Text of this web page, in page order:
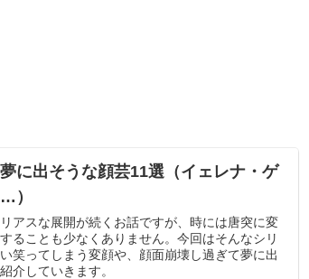
夢に出そうな顔芸11選（イェレナ・ゲ
）
アスな展開が続くお話ですが、時には唐突に変
ることも少なくありません。今回はそんなシリ
笑ってしまう変顔や、顔面崩壊し過ぎて夢に出
介していきます。